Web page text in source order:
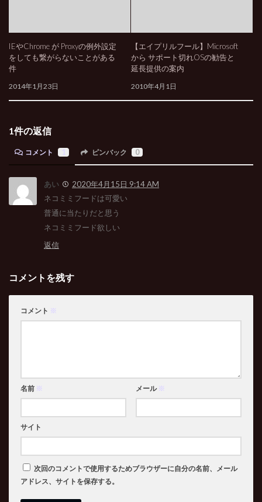
IEやChrome が Proxyの例外設定
をしても繋がらないことがある
件
2014年1月23日
【エイプリルフール】Microsoft
から サポート切れOSの勧告と
延長提供の案内
2010年4月1日
1件の返信
コメント ピンバック 0
あい
2020年4月15日 9:14 AM
ネコミミフードは可愛い
普通に当たりだと思う
ネコミミフード欲しい
返信
コメントを残す
コメント ※
名前 ※ メール ※
サイト
次回のコメントで使用するためブラウザーに自分の名前、メール
アドレス、サイトを保存する。